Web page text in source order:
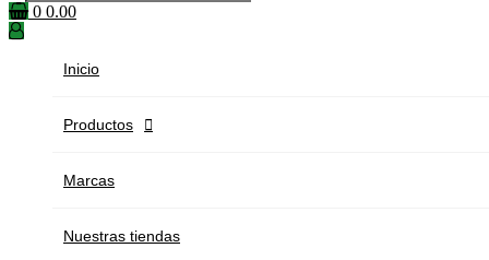
0 0.00
Inicio
Productos 
Marcas
Nuestras tiendas